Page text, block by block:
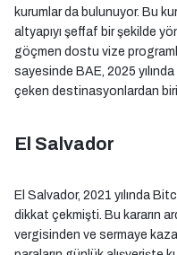
kurumlar da bulunuyor. Bu
altyapıyı şeffaf bir şekilde
göçmen dostu vize
sayesinde BAE, 2025 yılında
çeken destinasyonlardan
El Salvador
El Salvador, 2021 yılında
dikkat çekmişti. Bu kararın
vergisinden ve sermaye